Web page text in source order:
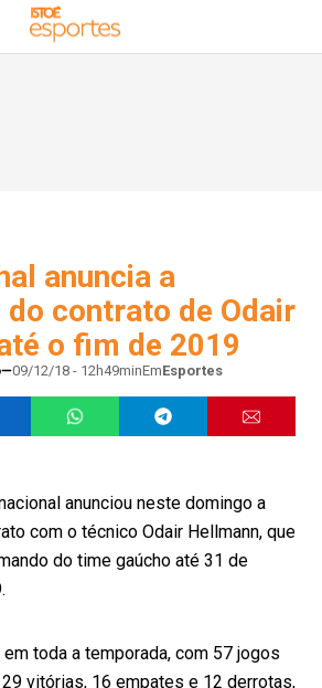
anuncia a
do contrato de Odair
o fim de 2019
09/12/18 - 12h49minEmEsportes
anunciou neste domingo a
com o técnico Odair Hellmann, que
do time gaúcho até 31 de
toda a temporada, com 57 jogos
vitórias, 16 empates e 12 derrotas,